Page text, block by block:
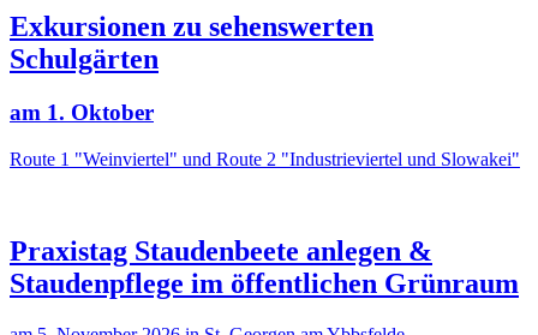
Exkursionen zu sehenswerten
Schulgärten
am 1. Oktober
Route 1 "Weinviertel" und Route 2 "Industrieviertel und Slowakei"
Praxistag Staudenbeete anlegen &
Staudenpflege im öffentlichen Grünraum